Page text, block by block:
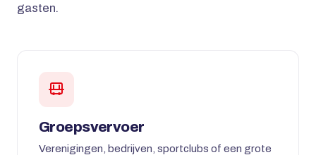
gasten.
Groepsvervoer
Verenigingen, bedrijven, sportclubs of een grote